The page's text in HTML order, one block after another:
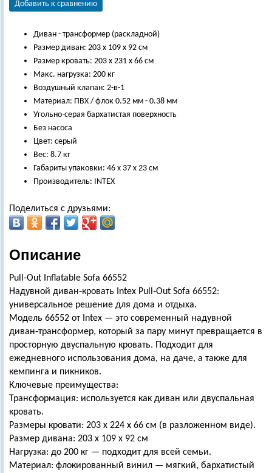
Добавить к сравнению
Диван - трансформер (раскладной)
Размер диван: 203 х 109 х 92 см
Размер кровать: 203 х 231 х 66 см
Макс. нагрузка: 200 кг
Воздушный клапан: 2-в-1
Материал: ПВХ / флок 0.52 мм - 0.38 мм
Угольно-серая бархатистая поверхность
Без насоса
Цвет: серый
Вес: 8.7 кг
Габариты упаковки: 46 х 37 х 23 см
Производитель: INTEX
Поделиться с друзьями:
Описание
Pull-Out Inflatable Sofa 66552
Надувной диван‑кровать Intex Pull‑Out Sofa 66552:
универсальное решение для дома и отдыха.
Модель 66552 от Intex — это современный надувной
диван‑трансформер, который за пару минут превращается в
просторную двуспальную кровать. Подходит для
ежедневного использования дома, на даче, а также для
кемпинга и пикников.
Ключевые преимущества:
Трансформация: используется как диван или двуспальная
кровать.
Размеры кровати: 203 х 224 х 66 см (в разложенном виде).
Размер дивана: 203 х 109 х 92 см
Нагрузка: до 200 кг — подходит для всей семьи.
Материал: флокированный винил — мягкий, бархатистый